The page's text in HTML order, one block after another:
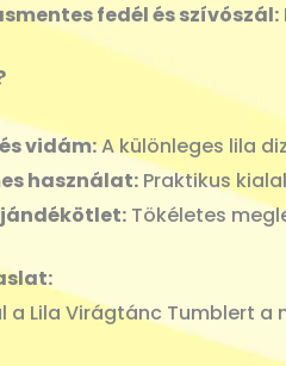
fedél és szívószál:
vidám:A különleges lila
használat: Praktikus
Tökéletes
a Lila Virágtánc Tumblert a